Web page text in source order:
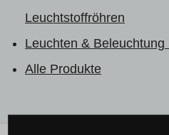
Leuchtstoffröhren
Leuchten & Beleuchtung
Alle Produkte